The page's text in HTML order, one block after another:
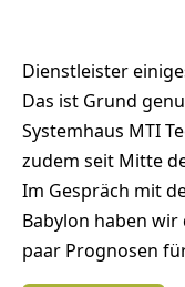
Dienstleister
Das ist Grund
Systemhaus MTI
zudem seit Mitte
Im Gespräch mit
Babylon haben wir
paar Prognosen